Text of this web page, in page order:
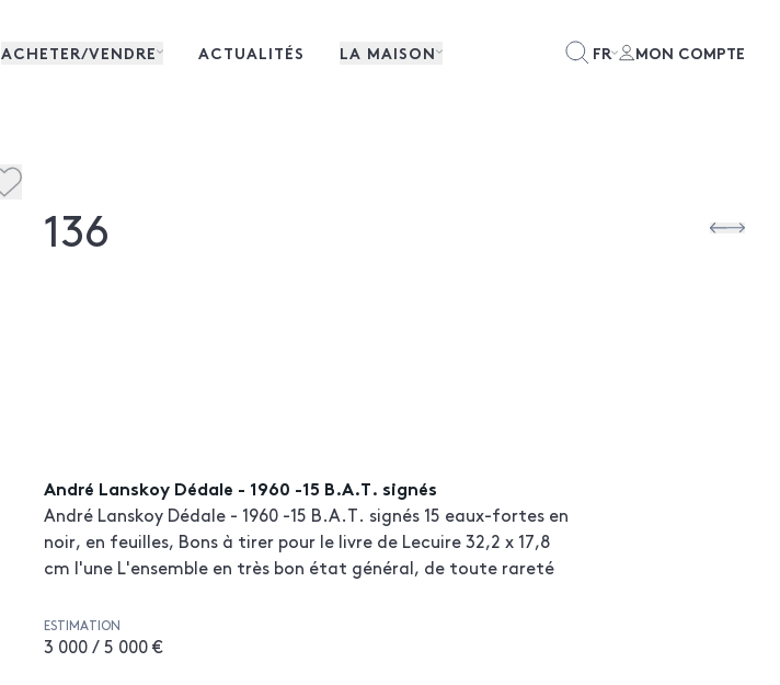
ACHETER/VENDRE ACTUALITÉS LA MAISON FR MON COMPTE
136
André Lanskoy Dédale - 1960 -15 B.A.T. signés
André Lanskoy Dédale - 1960 -15 B.A.T. signés 15 eaux-fortes en
noir, en feuilles, Bons à tirer pour le livre de Lecuire 32,2 x 17,8
cm l'une L'ensemble en très bon état général, de toute rareté
ESTIMATION
3 000 / 5 000 €